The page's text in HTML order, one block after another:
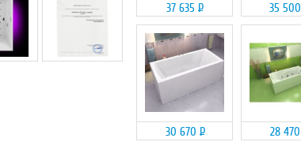
37 635 Р 35 500
30 670 Р 28 470